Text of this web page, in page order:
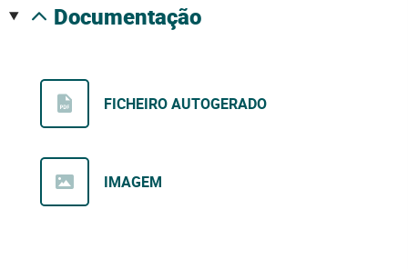
documentação
FICHEIRO AUTOGERADO
IMAGEM